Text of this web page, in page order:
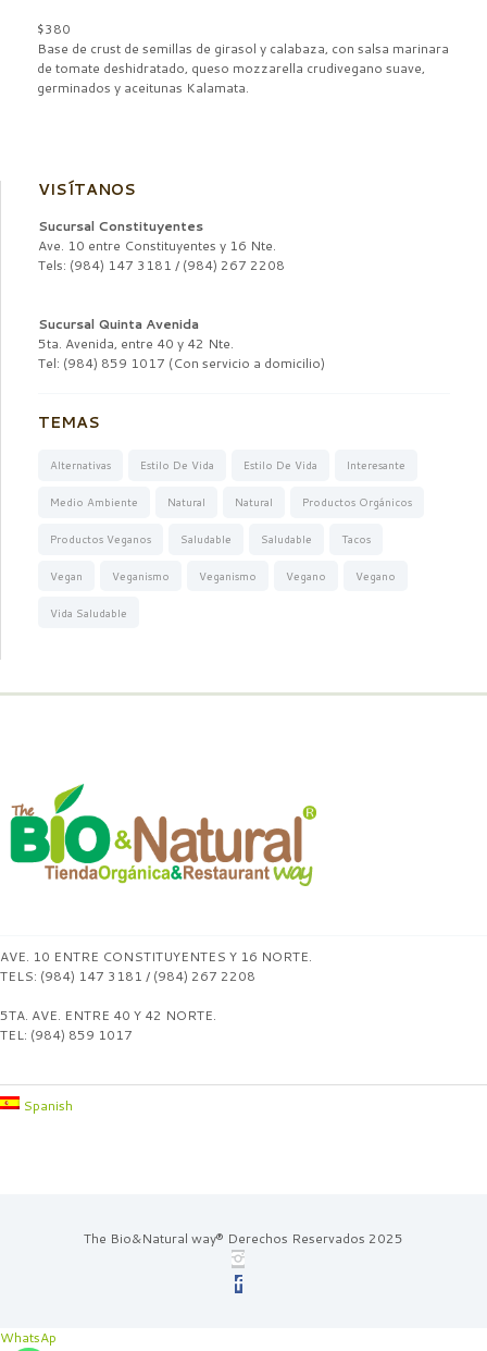
$380
Base de crust de semillas de girasol y calabaza, con salsa marinara
de tomate deshidratado, queso mozzarella crudivegano suave,
germinados y aceitunas Kalamata.
VISÍTANOS
Sucursal Constituyentes
Ave. 10 entre Constituyentes y 16 Nte.
Tels: (984) 147 3181 / (984) 267 2208
Sucursal Quinta Avenida
5ta. Avenida, entre 40 y 42 Nte.
Tel: (984) 859 1017 (Con servicio a domicilio)
TEMAS
Alternativas Estilo De Vida Estilo De Vida Interesante
Medio Ambiente Natural Natural Productos Orgánicos
Productos Veganos Saludable Saludable Tacos
Vegan Veganismo Veganismo Vegano Vegano
Vida Saludable
AVE. 10 ENTRE CONSTITUYENTES Y 16 NORTE.
TELS: (984) 147 3181 / (984) 267 2208
5TA. AVE. ENTRE 40 Y 42 NORTE.
TEL: (984) 859 1017
Spanish
The Bio&Natural way® Derechos Reservados 2025
WhatsAp